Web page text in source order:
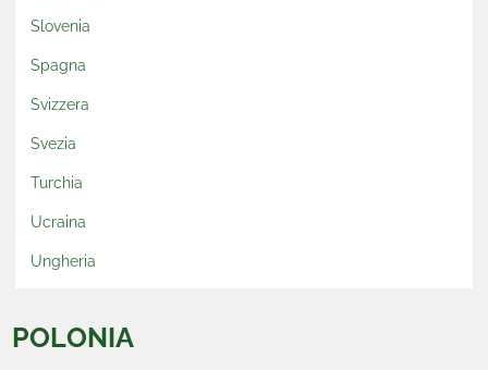
Slovenia
Spagna
Svizzera
Svezia
Turchia
Ucraina
Ungheria
POLONIA